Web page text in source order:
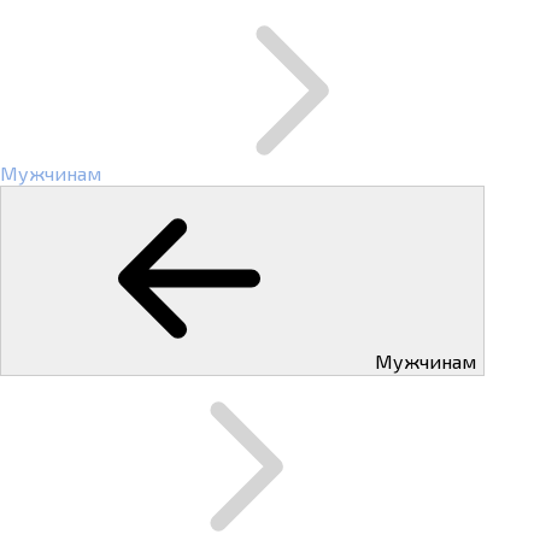
Мужчинам
Мужчинам